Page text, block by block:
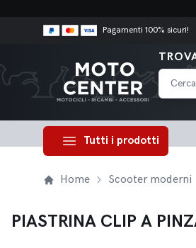
Pagamenti 100% sicuri!
Tutti i prodotti
Home Scooter moderni
PIASTRINA CLIP A